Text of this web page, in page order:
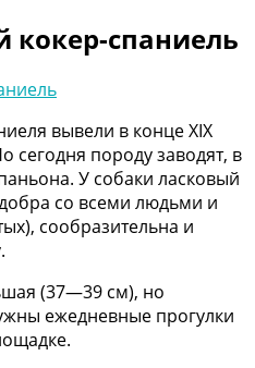
кокер-спаниель
вывели в конце XIX
сегодня породу заводят, в
У собаки ласковый
со всеми людьми и
сообразительна и
(37—39 см), но
ежедневные прогулки